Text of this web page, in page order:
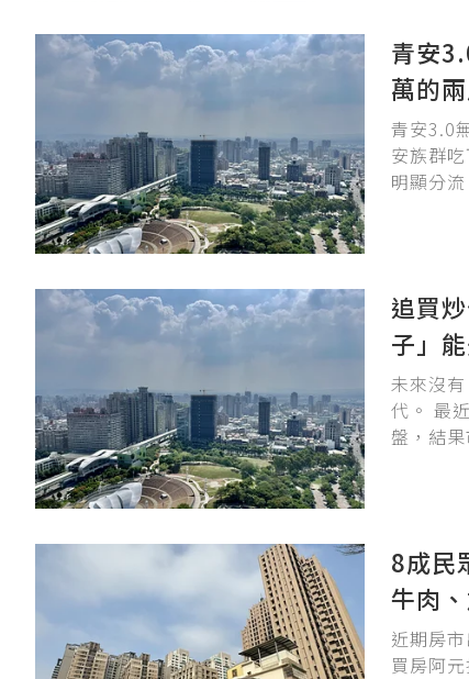
青安
萬的
青安3.0
安族群
明顯分
婚育額
追買
子」
未來沒
代。 最
盤，結
8成民
牛肉
近期房
買房阿